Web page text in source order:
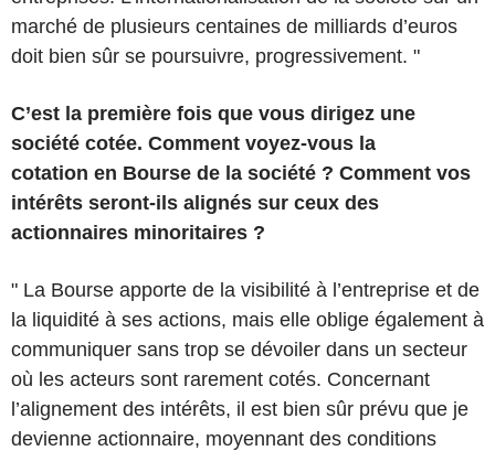
marché de plusieurs centaines de milliards d’euros
doit bien sûr se poursuivre, progressivement. "
C’est la première fois que vous dirigez une
société cotée. Comment voyez-vous la
cotation en Bourse de la société ? Comment vos
intérêts seront-ils alignés sur ceux des
actionnaires minoritaires ?
" La Bourse apporte de la visibilité à l’entreprise et de
la liquidité à ses actions, mais elle oblige également à
communiquer sans trop se dévoiler dans un secteur
où les acteurs sont rarement cotés. Concernant
l’alignement des intérêts, il est bien sûr prévu que je
devienne actionnaire, moyennant des conditions